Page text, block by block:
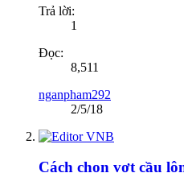
Trả lời:
1
Đọc:
8,511
nganpham292
2/5/18
Cách chọn vợt cầu